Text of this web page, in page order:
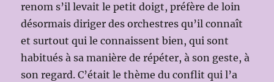
renom s’il levait le petit doigt, préfère de loin
désormais diriger des orchestres qu’il connaît
et surtout qui le connaissent bien, qui sont
habitués à sa manière de répéter, à son geste, à
son regard. C’était le thème du conflit qui l’a